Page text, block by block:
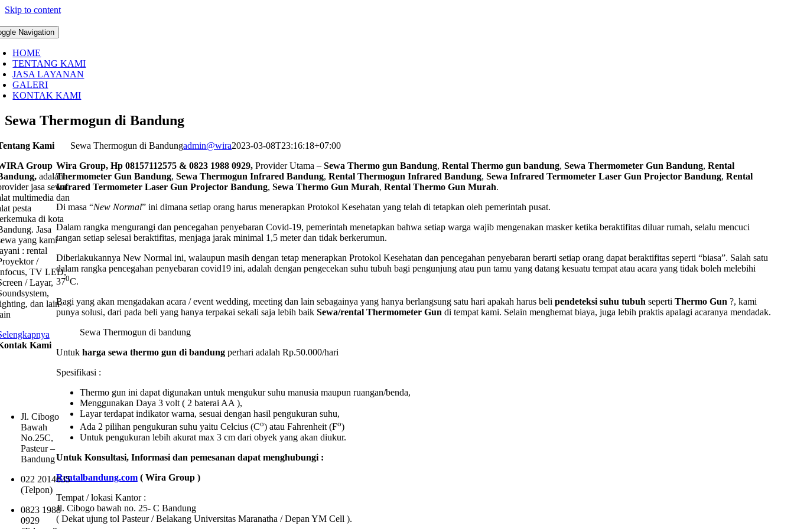
Skip to content
Navigation
HOME
TENTANG KAMI
JASA LAYANAN
GALERI
KONTAK KAMI
Sewa Thermogun di Bandung
Sewa Thermogun di Bandungadmin@wira2023-03-08T23:16:18+07:00
Wira Group, Hp 08157112575 & 0823 1988 0929,Provider Utama – Sewa Thermo gun Bandung, Rental Thermo gun bandung, Sewa Thermometer Gun Bandung, Rental
Thermometer Gun Bandung, Sewa Thermogun Infrared Bandung, Rental Thermogun Infrared Bandung, Sewa Infrared Termometer Laser Gun Projector Bandung, Rental
Infrared Termometer Laser Gun Projector Bandung, Sewa Thermo Gun Murah, Rental Thermo Gun Murah.
Di masa “New Normal” ini dimana setiap orang harus menerapkan Protokol Kesehatan yang telah di tetapkan oleh pemerintah pusat.
Dalam rangka mengurangi dan pencegahan penyebaran Covid-19, pemerintah menetapkan bahwa setiap warga wajib mengenakan masker ketika beraktifitas diluar rumah, selalu mencuci
tangan setiap selesai beraktifitas, menjaga jarak minimal 1,5 meter dan tidak berkerumun.
Diberlakukannya New Normal ini, walaupun masih dengan tetap menerapkan Protokol Kesehatan dan pencegahan penyebaran berarti setiap orang dapat beraktifitas seperti “biasa”. Salah satu
dalam rangka pencegahan penyebaran covid19 ini, adalah dengan pengecekan suhu tubuh bagi pengunjung atau pun tamu yang datang kesuatu tempat atau acara yang tidak boleh melebihi
370C.
Bagi yang akan mengadakan acara / event wedding, meeting dan lain sebagainya yang hanya berlangsung satu hari apakah harus beli pendeteksi suhu tubuh seperti Thermo Gun ?, kami
punya solusi, dari pada beli yang hanya terpakai sekali saja lebih baik Sewa/rental Thermometer Gun di tempat kami. Selain menghemat biaya, juga lebih praktis apalagi acaranya mendadak.
Sewa Thermogun di bandung
Untuk harga sewa thermo gun di bandungperhari adalah Rp.50.000/hari
Spesifikasi :
Thermo gun ini dapat digunakan untuk mengukur suhu manusia maupun ruangan/benda,
Menggunakan Daya 3 volt ( 2 baterai AA ),
Layar terdapat indikator warna, sesuai dengan hasil pengukuran suhu,
Ada 2 pilihan pengukuran suhu yaitu Celcius (Co) atau Fahrenheit (Fo)
Untuk pengukuran lebih akurat max 3 cm dari obyek yang akan diukur.
Untuk Konsultasi, Informasi dan pemesanan dapat menghubungi :
Rentalbandung.com( Wira Group )
Tempat / lokasi Kantor :
Jl. Cibogo bawah no. 25- C Bandung
( Dekat ujung tol Pasteur / Belakang Universitas Maranatha / Depan YM Cell ).
Kami
Group
adalah
jasa sewa
multimedia dan
pesta
di kota
Jasa
yang kami
: rental
/
TV LED,
/ Layar,
dan lain-
Kami
Jl. Cibogo
Bawah
No.25C,
Pasteur –
Bandung
022 2014635
(Telpon)
0823 1988
0929